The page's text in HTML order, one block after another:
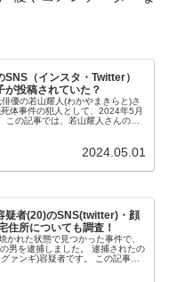
SNS（インスタ・Twitter）
が投稿されていた？
優の若山耀人(わかやまきらと)さ
体事件の犯人として、2024年5月
この記事では、若山耀人さんの
2024.05.01
疑者(20)のSNS(twitter)・顔
住所についても調査！
かれた状態で見つかった事件で、
男を逮捕しました。 逮捕されたの
ァンギ)容疑者です。 この記事で